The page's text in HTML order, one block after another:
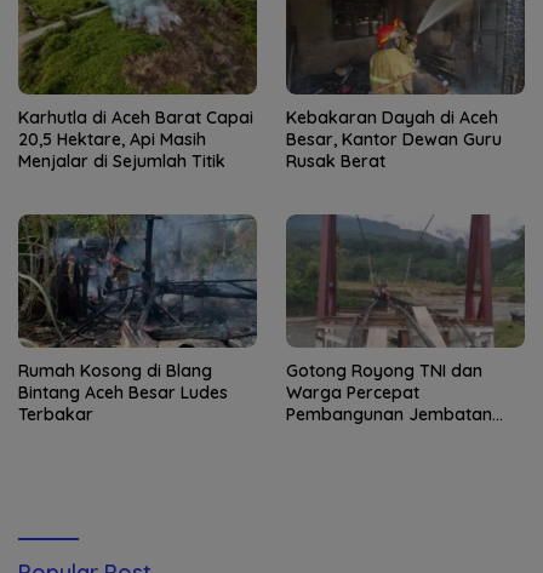
Karhutla di Aceh Barat Capai
20,5 Hektare, Api Masih
Menjalar di Sejumlah Titik
Kebakaran Dayah di Aceh
Besar, Kantor Dewan Guru
Rusak Berat
Rumah Kosong di Blang
Bintang Aceh Besar Ludes
Terbakar
Gotong Royong TNI dan
Warga Percepat
Pembangunan Jembatan